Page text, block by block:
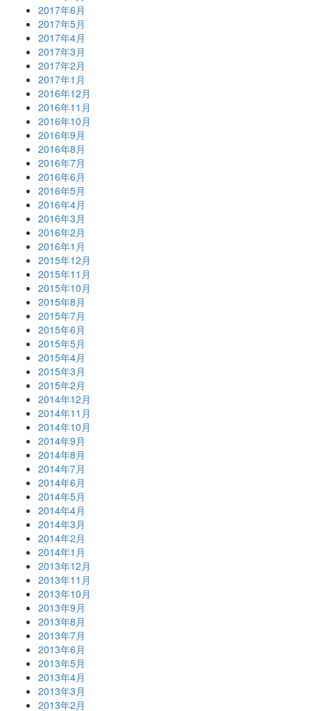
2017年6月
2017年5月
2017年4月
2017年3月
2017年2月
2017年1月
2016年12月
2016年11月
2016年10月
2016年9月
2016年8月
2016年7月
2016年6月
2016年5月
2016年4月
2016年3月
2016年2月
2016年1月
2015年12月
2015年11月
2015年10月
2015年8月
2015年7月
2015年6月
2015年5月
2015年4月
2015年3月
2015年2月
2014年12月
2014年11月
2014年10月
2014年9月
2014年8月
2014年7月
2014年6月
2014年5月
2014年4月
2014年3月
2014年2月
2014年1月
2013年12月
2013年11月
2013年10月
2013年9月
2013年8月
2013年7月
2013年6月
2013年5月
2013年4月
2013年3月
2013年2月